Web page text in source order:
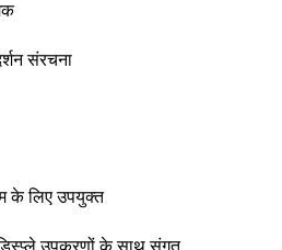
संरचना
के लिए उपयुक्त
उपकरणों के साथ संगत